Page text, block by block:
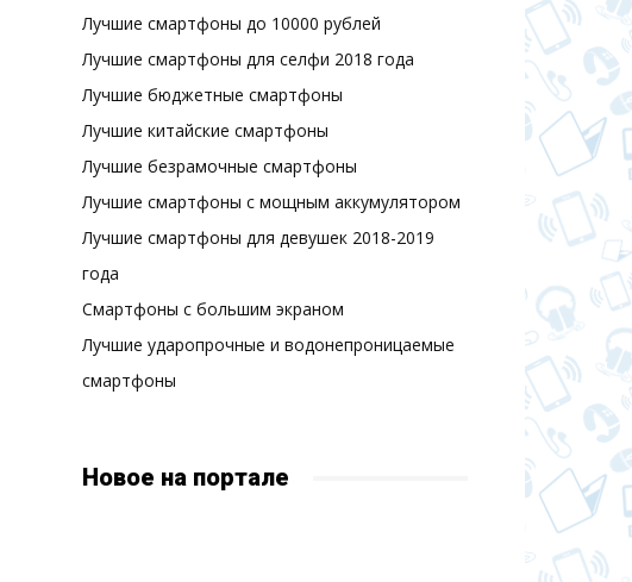
Лучшие смартфоны до 10000 рублей
Лучшие смартфоны для селфи 2018 года
Лучшие бюджетные смартфоны
Лучшие китайские смартфоны
Лучшие безрамочные смартфоны
Лучшие смартфоны с мощным аккумулятором
Лучшие смартфоны для девушек 2018-2019
года
Смартфоны с большим экраном
Лучшие ударопрочные и водонепроницаемые
смартфоны
Новое на портале